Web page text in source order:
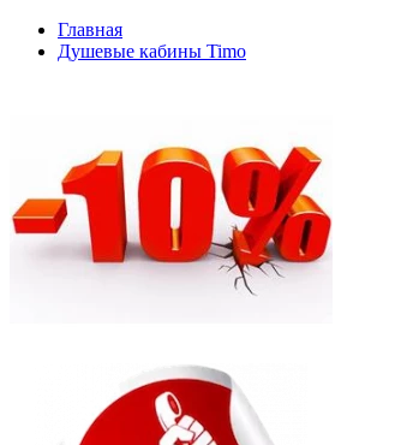
Главная
Душевые кабины Timo